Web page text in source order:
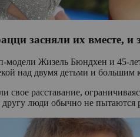
засняли их вместе,
модели Жизель Бюндхен и 45-
над двумя детьми и
свое расставание,
люди обычно не пытаются